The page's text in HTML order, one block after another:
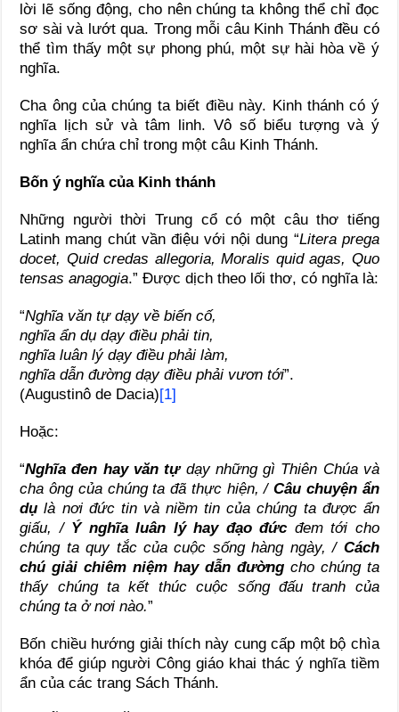
lời lẽ sống động, cho nên chúng ta không thể chỉ đọc
sơ sài và lướt qua. Trong mỗi câu Kinh Thánh đều có
thể tìm thấy một sự phong phú, một sự hài hòa về ý
nghĩa.
Cha ông của chúng ta biết điều này. Kinh thánh có ý
nghĩa lịch sử và tâm linh. Vô số biểu tượng và ý
nghĩa ẩn chứa chỉ trong một câu Kinh Thánh.
Bốn ý nghĩa của Kinh thánh
Những người thời Trung cổ có một câu thơ tiếng
Latinh mang chút vần điệu với nội dung “Litera prega
docet, Quid credas allegoria, Moralis quid agas, Quo
tensas anagogia.” Được dịch theo lối thơ, có nghĩa là:
“Nghĩa văn tự dạy về biến cố,
nghĩa ẩn dụ dạy điều phải tin,
nghĩa luân lý dạy điều phải làm,
nghĩa dẫn đường dạy điều phải vươn tới”.
(Augustinô de Dacia)[1]
Hoặc:
“Nghĩa đen hay văn tự dạy những gì Thiên Chúa và
cha ông của chúng ta đã thực hiện, /Câu chuyện ẩn
dụlà nơi đức tin và niềm tin của chúng ta được ẩn
giấu, / Ý nghĩa luân lý hay đạo đức đem tới cho
chúng ta quy tắc của cuộc sống hàng ngày, / Cách
chú giải chiêm niệm hay dẫn đường cho chúng ta
thấy chúng ta kết thúc cuộc sống đấu tranh của
chúng ta ở nơi nào.”
Bốn chiều hướng giải thích này cung cấp một bộ chìa
khóa để giúp người Công giáo khai thác ý nghĩa tiềm
ẩn của các trang Sách Thánh.